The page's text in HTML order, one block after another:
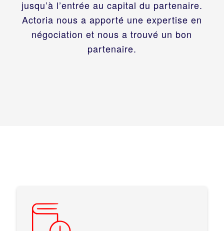
jusqu’à l’entrée au capital du partenaire.
Actoria nous a apporté une expertise en
négociation et nous a trouvé un bon
partenaire.